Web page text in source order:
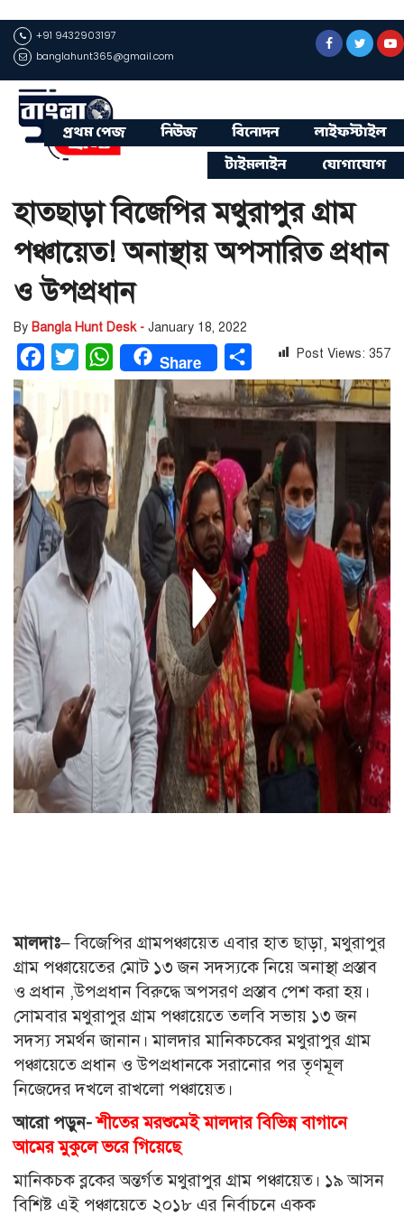
+91 9432903197
banglahunt365@gmail.com
প্রথম পেজ নিউজ বিনোদন
লাইফস্টাইল
টাইমলাইন
যোগাযোগ
হাতছাড়া বিজেপির মথুরাপুর গ্রাম
পঞ্চায়েত! অনাস্থায় অপসারিত প্রধান
ও উপপ্রধান
By Bangla Hunt Desk - January 18, 2022
Facebook
Twitter WhatsAppShare Share Post Views: 357
মালদাঃ– বিজেপির গ্রামপঞ্চায়েত এবার হাত ছাড়া, মথুরাপুর
গ্রাম পঞ্চায়েতের মোট ১৩ জন সদস্যকে নিয়ে অনাস্থা প্রস্তাব
ও প্রধান ,উপপ্রধান বিরুদ্ধে অপসরণ প্রস্তাব পেশ করা হয়।
সোমবার মথুরাপুর গ্রাম পঞ্চায়েতে তলবি সভায় ১৩ জন
সদস্য সমর্থন জানান। মালদার মানিকচকের মথুরাপুর গ্রাম
পঞ্চায়েতে প্রধান ও উপপ্রধানকে সরানোর পর তৃণমূল
নিজেদের দখলে রাখলো পঞ্চায়েত।
আরো পড়ুন-শীতের মরশুমেই মালদার বিভিন্ন বাগানে
আমের মুকুলে ভরে গিয়েছে
মানিকচক ব্লকের অন্তর্গত মথুরাপুর গ্রাম পঞ্চায়েত। ১৯ আসন
বিশিষ্ট এই পঞ্চায়েতে ২০১৮ এর নির্বাচনে একক